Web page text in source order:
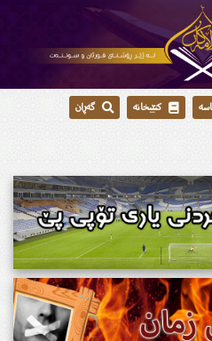
کتێبخانە
گەڕان